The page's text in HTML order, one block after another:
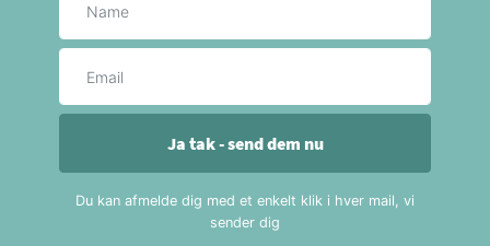
Ja tak - send dem nu
Du kan afmelde dig med et enkelt klik i hver mail, vi
sender dig